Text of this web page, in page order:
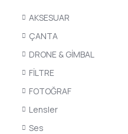
AKSESUAR
ÇANTA
DRONE & GİMBAL
FİLTRE
FOTOĞRAF
Lensler
Ses